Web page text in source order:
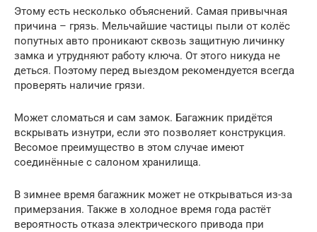
Этому есть несколько объяснений. Самая привычная
причина – грязь. Мельчайшие частицы пыли от колёс
попутных авто проникают сквозь защитную личинку
замка и утрудняют работу ключа. От этого никуда не
деться. Поэтому перед выездом рекомендуется всегда
проверять наличие грязи.
Может сломаться и сам замок. Багажник придётся
вскрывать изнутри, если это позволяет конструкция.
Весомое преимущество в этом случае имеют
соединённые с салоном хранилища.
В зимнее время багажник может не открываться из-за
примерзания. Также в холодное время года растёт
вероятность отказа электрического привода при